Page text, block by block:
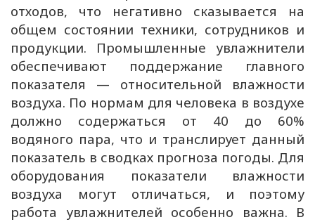
отходов, что негативно сказывается на
общем состоянии техники, сотрудников и
продукции. Промышленные увлажнители
обеспечивают поддержание главного
показателя — относительной влажности
воздуха. По нормам для человека в воздухе
должно содержаться от 40 до 60%
водяного пара, что и транслирует данный
показатель в сводках прогноза погоды. Для
оборудования показатели влажности
воздуха могут отличаться, и поэтому
работа увлажнителей особенно важна. В